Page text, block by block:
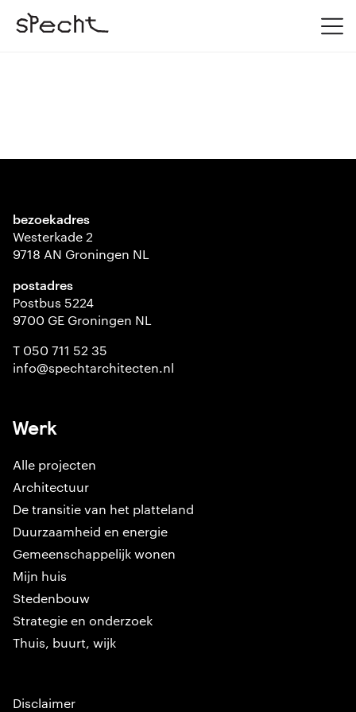
bezoekadres
Westerkade 2
9718 AN Groningen NL
postadres
Postbus 5224
9700 GE Groningen NL
T 050 711 52 35
info@spechtarchitecten.nl
Werk
Alle projecten
Architectuur
De transitie van het platteland
Duurzaamheid en energie
Gemeenschappelijk wonen
Mijn huis
Stedenbouw
Strategie en onderzoek
Thuis, buurt, wijk
Disclaimer